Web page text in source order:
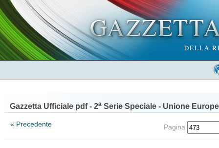
Gazzetta Ufficiale pdf - 2a Serie Speciale - Unione
« Precedente Pagina